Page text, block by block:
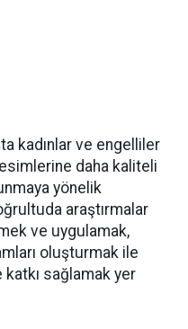
kadınlar ve engelliler
daha kaliteli
yönelik
araştırmalar
ve uygulamak,
oluşturmak ile
katkı sağlamak yer